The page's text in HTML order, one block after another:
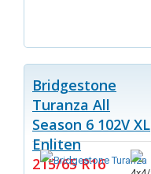
Bridgestone
Turanza All
Season 6 102V XL
Enliten
215/65 R16